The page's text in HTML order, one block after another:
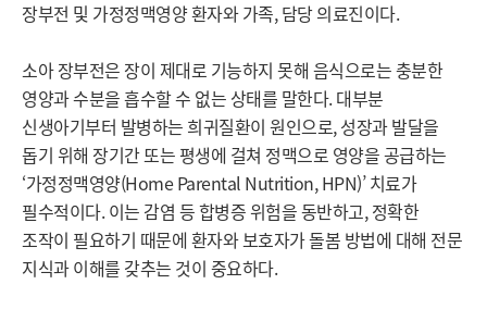
장부전 및 가정정맥영양 환자와 가족, 담당 의료진이다.
소아 장부전은 장이 제대로 기능하지 못해 음식으로는 충분한
영양과 수분을 흡수할 수 없는 상태를 말한다. 대부분
신생아기부터 발병하는 희귀질환이 원인으로, 성장과 발달을
돕기 위해 장기간 또는 평생에 걸쳐 정맥으로 영양을 공급하는
‘가정정맥영양(Home Parental Nutrition, HPN)’ 치료가
필수적이다. 이는 감염 등 합병증 위험을 동반하고, 정확한
조작이 필요하기 때문에 환자와 보호자가 돌봄 방법에 대해 전문
지식과 이해를 갖추는 것이 중요하다.